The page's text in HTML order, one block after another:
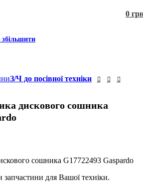
0
З/Ч до посівної техніки
дискового сошника
сошника G17722493 Gaspardo
для Вашої техніки.